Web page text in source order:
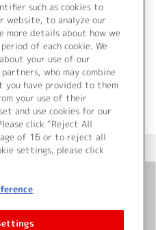
部屋
トップページへ
合わせ
such as cookies to
website, to analyze our
more details about how we
of each cookie. We
your use of our
who may combine
have provided to them
your use of their
and use cookies for our
click “Reject All
of 16 or to reject all
settings, please click